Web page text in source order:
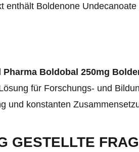
enthält Boldenone
Pharma Boldobal 250mg
für Forschungs- und
und konstanten
GESTELLTE